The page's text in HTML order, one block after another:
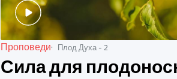
Проповеди Плод Духа - 2
Сила для